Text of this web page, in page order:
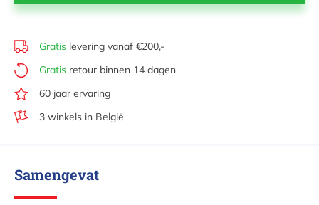
Gratis levering vanaf €200,-
Gratis retour binnen 14 dagen
60 jaar ervaring
3 winkels in België
Samengevat